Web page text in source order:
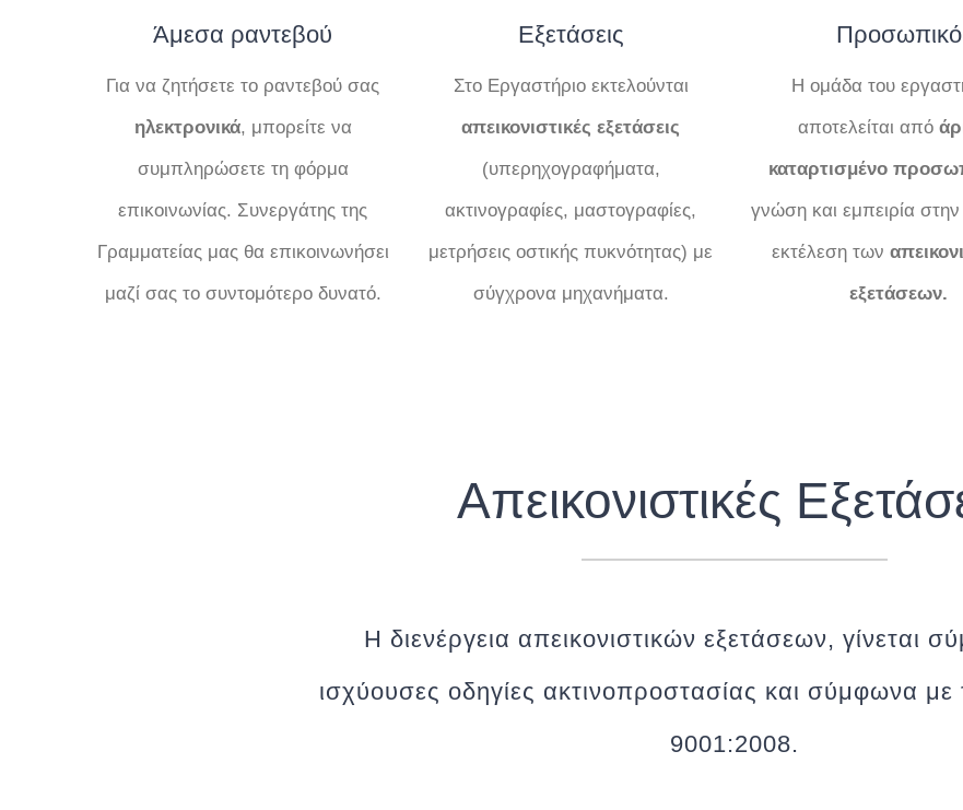
Άμεσα ραντεβού
Για να ζητήσετε το ραντεβού σας
ηλεκτρονικά, μπορείτε να
συμπληρώσετε τη φόρμα
επικοινωνίας. Συνεργάτης της
Γραμματείας μας θα επικοινωνήσει
μαζί σας το συντομότερο δυνατό.
Εξετάσεις
Στο Εργαστήριο εκτελούνται
απεικονιστικές εξετάσεις
(υπερηχογραφήματα,
ακτινογραφίες, μαστογραφίες,
μετρήσεις οστικής πυκνότητας) με
σύγχρονα μηχανήματα.
Προσωπικό
Η ομάδα του
αποτελείται από
καταρτισμένο
γνώση και εμπειρία στην
εκτέλεση των
εξετάσεων.
Απεικονιστικές
Η διενέργεια απεικονιστικών εξετάσεων, γίνεται
ισχύουσες οδηγίες ακτινοπροστασίας και σύμφωνα
9001:2008.